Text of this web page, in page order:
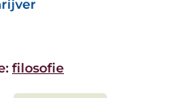
filosofie